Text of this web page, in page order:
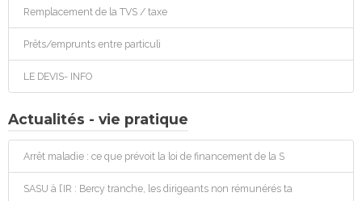
Remplacement de la TVS / taxe
Prêts/emprunts entre particuli
LE DEVIS- INFO
Actualités - vie pratique
Arrêt maladie : ce que prévoit la loi de financement de la S
SASU à l’IR : Bercy tranche, les dirigeants non rémunérés ta